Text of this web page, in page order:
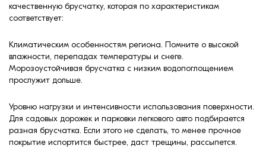
качественную брусчатку, которая по характеристикам
соответствует:
Климатическим особенностям региона. Помните о высокой
влажности, перепадах температуры и снеге.
Морозоустойчивая брусчатка с низким водопоглощением
прослужит дольше.
Уровню нагрузки и интенсивности использования поверхности.
Для садовых дорожек и парковки легкового авто подбирается
разная брусчатка. Если этого не сделать, то менее прочное
покрытие испортится быстрее, даст трещины, рассыпется.